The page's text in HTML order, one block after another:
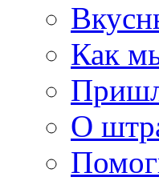
Как
О